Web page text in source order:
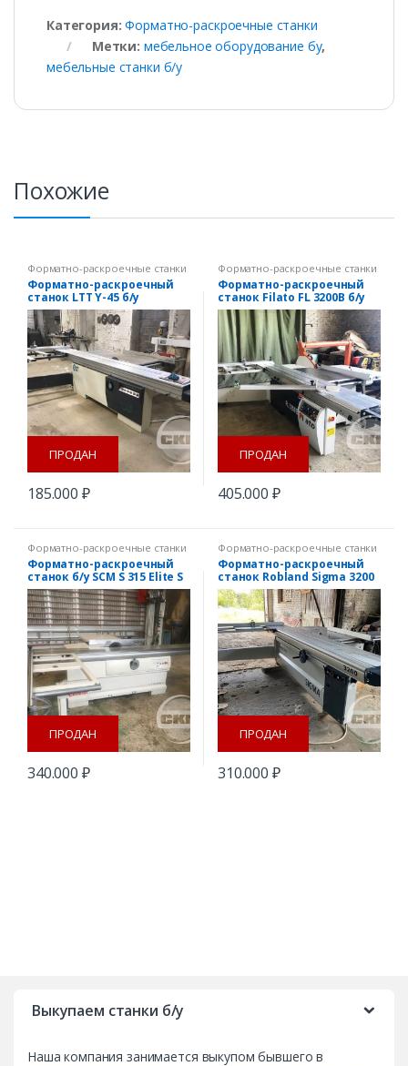
Категория:Форматно-раскроечные станки
Метки: мебельное оборудование бу,
мебельные станки б/у
Похожие
Форматно-раскроечные станки
Форматно-раскроечный
станок LTT Y-45 б/у
ПРОДАН
185.000 ₽
Форматно-раскроечные станки
Форматно-раскроечный
станок Filato FL 3200B б/у
ПРОДАН
405.000 ₽
Форматно-раскроечные станки
Форматно-раскроечный
станок б/у SCM S 315 Elite S
ПРОДАН
340.000 ₽
Форматно-раскроечные станки
Форматно-раскроечный
станок Robland Sigma 3200
б/у
ПРОДАН
310.000 ₽
Выкупаем станки б/у
Наша компания занимается выкупом бывшего в